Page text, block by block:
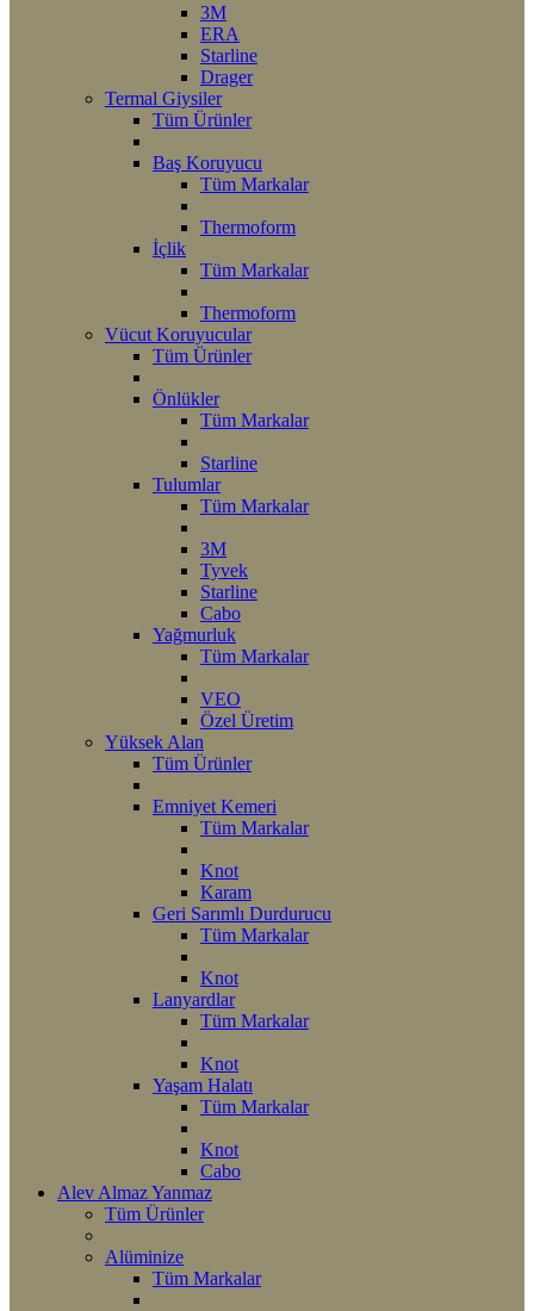
3M
ERA
Starline
Drager
Termal Giysiler
Tüm Ürünler
Baş Koruyucu
Tüm Markalar
Thermoform
İçlik
Tüm Markalar
Thermoform
Vücut Koruyucular
Tüm Ürünler
Önlükler
Tüm Markalar
Starline
Tulumlar
Tüm Markalar
3M
Tyvek
Starline
Cabo
Yağmurluk
Tüm Markalar
VEO
Özel Üretim
Yüksek Alan
Tüm Ürünler
Emniyet Kemeri
Tüm Markalar
Knot
Karam
Geri Sarımlı Durdurucu
Tüm Markalar
Knot
Lanyardlar
Tüm Markalar
Knot
Yaşam Halatı
Tüm Markalar
Knot
Cabo
Alev Almaz Yanmaz
Tüm Ürünler
Alüminize
Tüm Markalar